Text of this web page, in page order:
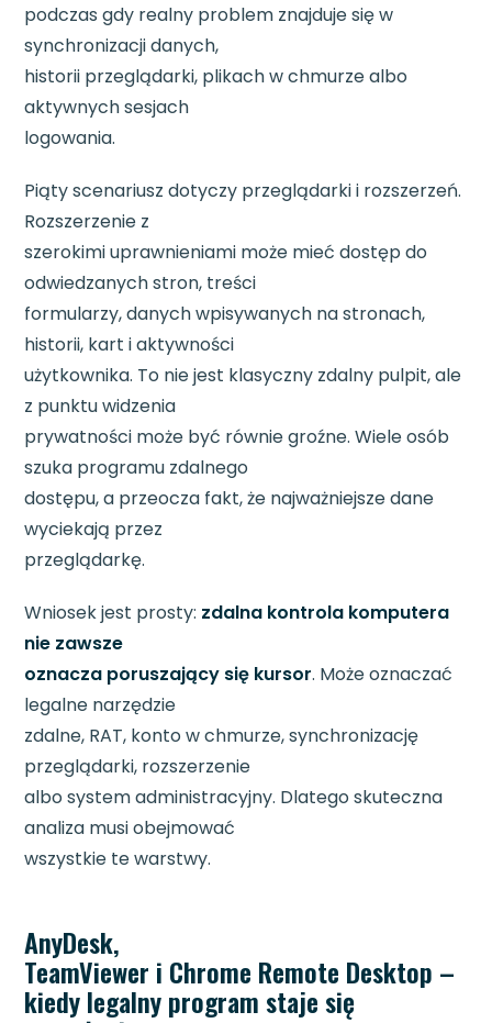
podczas gdy realny problem znajduje się w
synchronizacji danych,
historii przeglądarki, plikach w chmurze albo
aktywnych sesjach
logowania.
Piąty scenariusz dotyczy przeglądarki i rozszerzeń.
Rozszerzenie z
szerokimi uprawnieniami może mieć dostęp do
odwiedzanych stron, treści
formularzy, danych wpisywanych na stronach,
historii, kart i aktywności
użytkownika. To nie jest klasyczny zdalny pulpit, ale
z punktu widzenia
prywatności może być równie groźne. Wiele osób
szuka programu zdalnego
dostępu, a przeocza fakt, że najważniejsze dane
wyciekają przez
przeglądarkę.
Wniosek jest prosty: zdalna kontrola komputera
nie zawsze
oznacza poruszający się kursor. Może oznaczać
legalne narzędzie
zdalne, RAT, konto w chmurze, synchronizację
przeglądarki, rozszerzenie
albo system administracyjny. Dlatego skuteczna
analiza musi obejmować
wszystkie te warstwy.
AnyDesk,
TeamViewer i Chrome Remote Desktop –
kiedy legalny program staje się